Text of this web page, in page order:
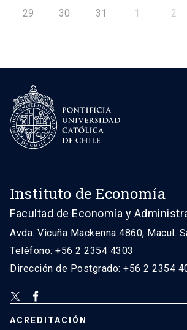
29 30 31 1 2
Instituto de Economía
Facultad de Economía y
Avda. Vicuña Mackenna 4860, Macul.
Teléfono: +56 2 2354 4303
Dirección de Postgrado: +56 2 2354
ACREDITACIÓN